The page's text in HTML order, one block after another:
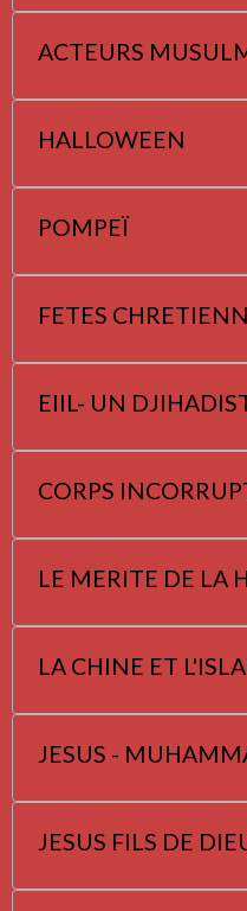
ACTEURS
HALLOWEEN
POMPEÏ
FETES
EIIL- UN
CORPS
LE MERITE DE LA
LA CHINE ET
JESUS -
JESUS FILS DE